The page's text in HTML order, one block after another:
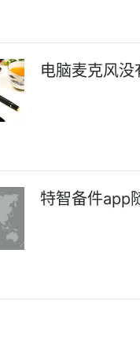
电脑麦克风没
特智备件app